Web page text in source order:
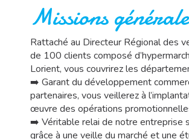
Missions
Rattaché au Directeur Régional des
de 100 clients composé
Lorient, vous couvrirez les
➡️ Garant du développement
partenaires, vous veillerez à
œuvre des opérations
➡️ Véritable relai de notre entreprise
grâce à une veille du marché et une